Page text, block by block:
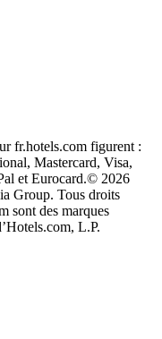
fr.hotels.com figurent :
Mastercard, Visa,
et Eurocard.© 2026
Group. Tous droits
sont des marques
L.P.